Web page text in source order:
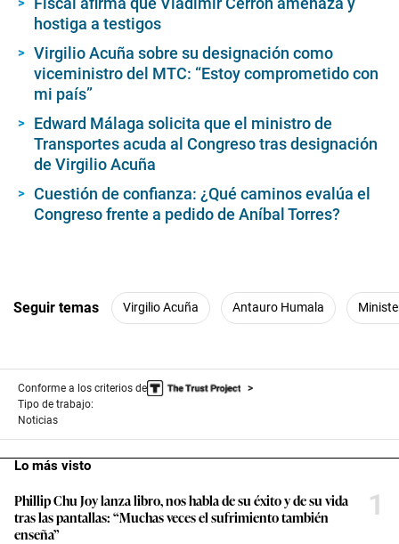
hostiga a testigos
Virgilio Acuña sobre su designación como
viceministro del MTC: “Estoy comprometido con
mi país”
Edward Málaga solicita que el ministro de
Transportes acuda al Congreso tras designación
de Virgilio Acuña
Cuestión de confianza: ¿Qué caminos evalúa el
Congreso frente a pedido de Aníbal Torres?
Seguir temas Virgilio Acuña Antauro Humala
Conforme a los criterios de
Tipo de trabajo:
Noticias
Lo más visto
Phillip Chu Joy lanza libro, nos habla de su éxito y de su vida
tras las pantallas: “Muchas veces el sufrimiento también
enseña”
1